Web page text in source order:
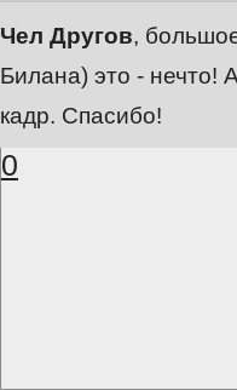
Чел Другов,
Билана) это - нечто!
кадр. Спасибо!
0